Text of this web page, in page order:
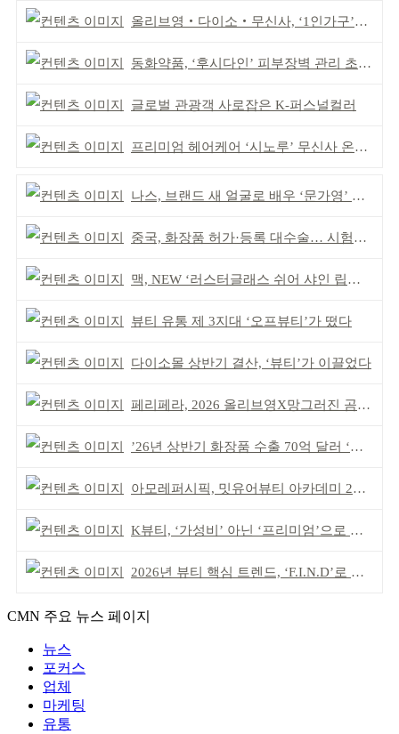
올리브영‧다이소‧무신사, ‘1인가구’가 이끈다
동화약품, ‘후시다인’ 피부장벽 관리 초점 ‘리브랜딩’
글로벌 관광객 사로잡은 K-퍼스널컬러
프리미엄 헤어케어 ‘시노루’ 무신사 온라인 입점
나스, 브랜드 새 얼굴로 배우 ‘문가영’ 발탁
중국, 화장품 허가·등록 대수술… 시험자료 공용 허용
맥, NEW ‘러스터글래스 쉬어 샤인 립스틱’ 출시
뷰티 유통 제 3지대 ‘오프뷰티’가 떴다
다이소몰 상반기 결산, ‘뷰티’가 이끌었다
페리페라, 2026 올리브영X망그러진 곰 콜라보
’26년 상반기 화장품 수출 70억 달러 ‘역대 최고’
아모레퍼시픽, 밋유어뷰티 아카데미 2기 발대식
K뷰티, ‘가성비’ 아닌 ‘프리미엄’으로 승부걸어야
2026년 뷰티 핵심 트렌드, ‘F.I.N.D’로 읽는다
CMN 주요 뉴스 페이지
뉴스
포커스
업체
마케팅
유통